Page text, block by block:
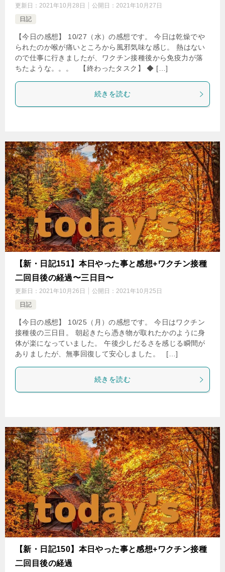
更新日： 2021年10月28日 公開日： 2021年10月27日
日記
【今日の感想】 10/27（水）の感想です。 今日は乾燥でや
られたのか喉が痛いところから風邪気味な感じ。 熱はない
ので仕事に行きましたが、ワクチン接種後から免疫力が落
ちたような。。。 【終わったタスク】 ◆ […]
続きを読む
【新・日記151】本日やった事と感想+ワクチン接種
二回目後の経過〜三日目〜
更新日： 2021年10月26日 公開日： 2021年10月25日
日記
【今日の感想】 10/25（月）の感想です。 今日はワクチン
接種後の三日目。 朝起きたら憑き物が取れたかのように身
体が楽になっていました。 午後少しだるさを感じる瞬間が
ありましたが、無事回復して安心しました。 […]
続きを読む
【新・日記150】本日やった事と感想+ワクチン接種
二回目後の経過